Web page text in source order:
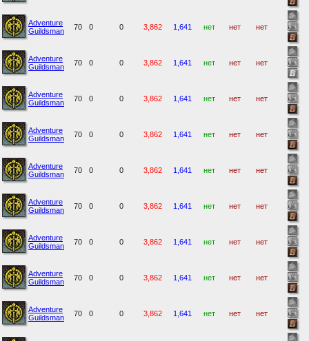
Adventure
Guildsman
70 0 0 3,862 1,641 нет нет нет
Adventure
Guildsman
70 0 0 3,862 1,641 нет нет нет
Adventure
Guildsman
70 0 0 3,862 1,641 нет нет нет
Adventure
Guildsman
70 0 0 3,862 1,641 нет нет нет
Adventure
Guildsman
70 0 0 3,862 1,641 нет нет нет
Adventure
Guildsman
70 0 0 3,862 1,641 нет нет нет
Adventure
Guildsman
70 0 0 3,862 1,641 нет нет нет
Adventure
Guildsman
70 0 0 3,862 1,641 нет нет нет
Adventure
Guildsman
70 0 0 3,862 1,641 нет нет нет